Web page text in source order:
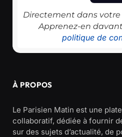
Directement dans
Apprenez-en
politique de
À PROPOS
Le Parisien Matin est une
collaboratif, dédiée à fournir
sur des sujets d’actualité, de